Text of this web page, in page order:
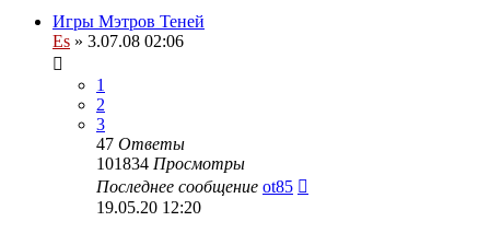
Игры Мэтров Теней
Es » 3.07.08 02:06
1
2
3
47 Ответы
101834 Просмотры
Последнее сообщение ot85
19.05.20 12:20